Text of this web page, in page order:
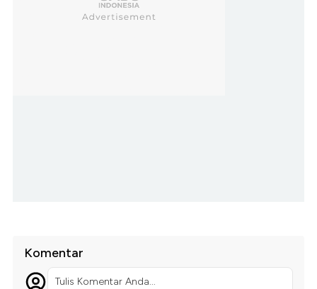
Komentar
Tulis Komentar Anda...